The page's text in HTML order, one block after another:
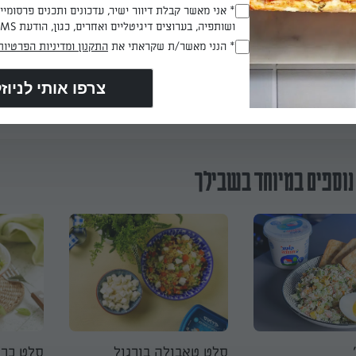
צלחת הגשה את הרוטב עם הכוסברה ומעליו להניח את הסלט
הכנת? כאן מדרגים
במיוחד בשבילך
(חובה)
* אני מאשר קבלת דיוור ישיר, עדכונים ותכנים
ושותפיה, בערוצים דיגיטליים ואחרים, כגון, הודעת SMS וואטסאפ, מייל
(חובה)
* הנני מאשר/ת שקראתי את התקנון ומדיניות